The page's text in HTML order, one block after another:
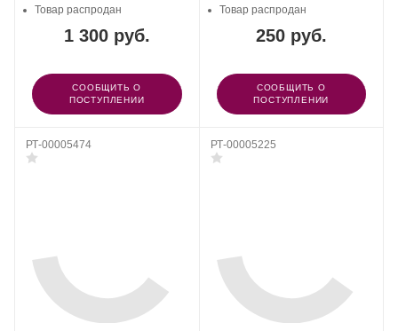
1 300 руб.
Товар распродан
СООБЩИТЬ О
ПОСТУПЛЕНИИ
250 руб.
Товар распродан
СООБЩИТЬ О
ПОСТУПЛЕНИИ
РТ-00005474 РТ-00005225